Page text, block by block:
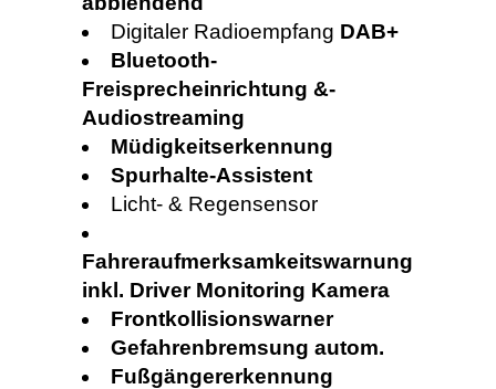
Digitaler Radioempfang DAB+
Bluetooth-
Freisprecheinrichtung &-
Audiostreaming
Müdigkeitserkennung
Spurhalte-Assistent
Licht- & Regensensor
Fahreraufmerksamkeitswarnung
inkl. Driver Monitoring Kamera
Frontkollisionswarner
Gefahrenbremsung autom.
Fußgängererkennung